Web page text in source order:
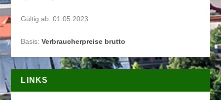
Gültig ab: 01.05.2023
Basis:Verbraucherpreise brutto
LINKS